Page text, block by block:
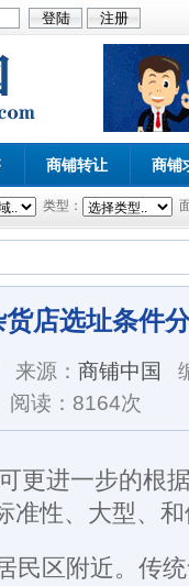
商铺转让 商铺
类型：
店选址条件
来源： 商铺中国
阅读： 8164次
更进一步的根
准性、大型、
民区附近。传